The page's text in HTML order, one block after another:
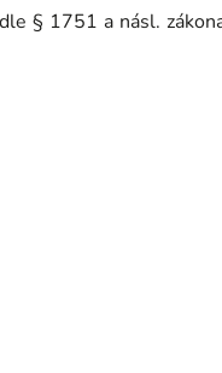
§ 1751 a násl.